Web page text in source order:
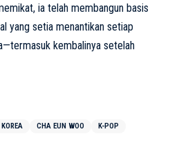
ia telah membangun basis
yang setia menantikan setiap
kembalinya setelah
CHA EUN WOO K-POP